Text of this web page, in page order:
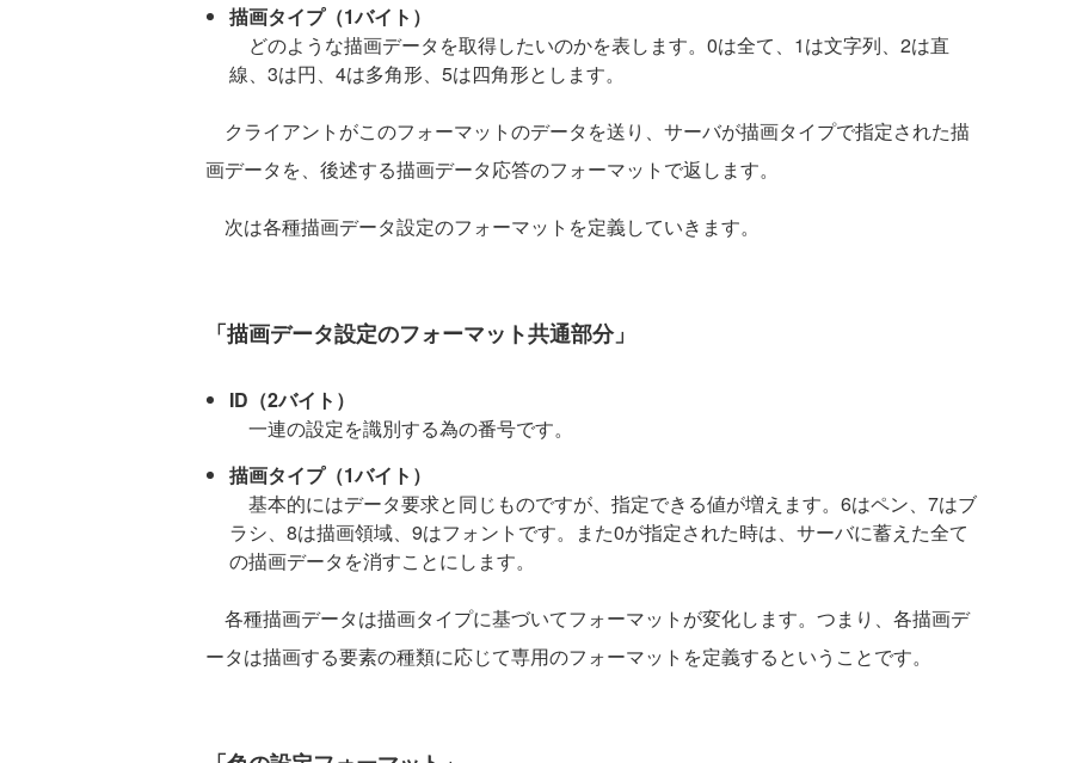
描画タイプ（1バイト）
どのような描画データを取得したいのかを表します。0は全て、1は文字列、2は直
線、3は円、4は多角形、5は四角形とします。
クライアントがこのフォーマットのデータを送り、サーバが描画タイプで指定された描
画データを、後述する描画データ応答のフォーマットで返します。
次は各種描画データ設定のフォーマットを定義していきます。
「描画データ設定のフォーマット共通部分」
ID（2バイト）
一連の設定を識別する為の番号です。
描画タイプ（1バイト）
基本的にはデータ要求と同じものですが、指定できる値が増えます。6はペン、7はブ
ラシ、8は描画領域、9はフォントです。また0が指定された時は、サーバに蓄えた全て
の描画データを消すことにします。
各種描画データは描画タイプに基づいてフォーマットが変化します。つまり、各描画デ
ータは描画する要素の種類に応じて専用のフォーマットを定義するということです。